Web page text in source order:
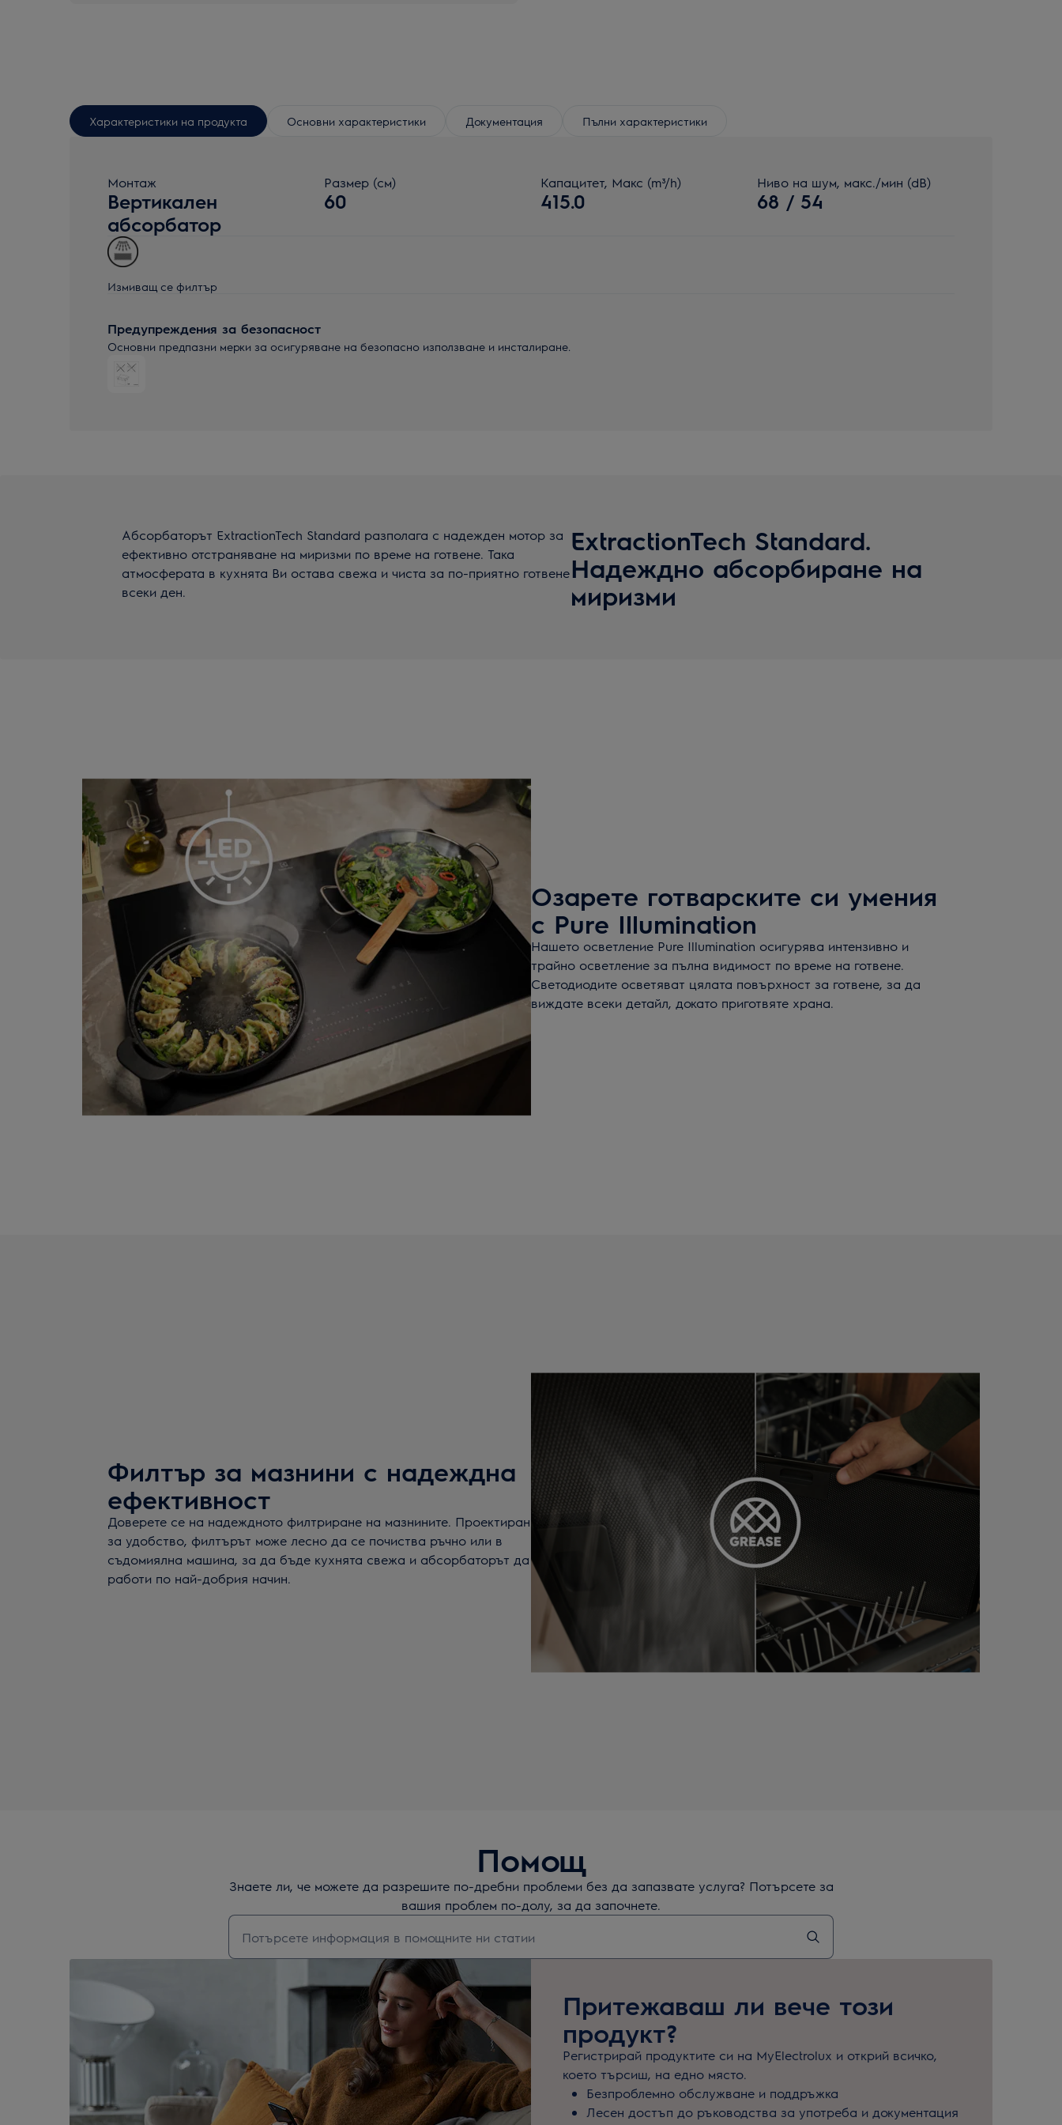
Характеристики на продукта Основни характеристики Документация Пълни характеристики
Монтаж
Вертикален
абсорбатор
Размер (см)
60
Капацитет, Макс (m³/h)
415.0
Ниво на шум, макс./мин (dB)
68 / 54
Измиващ се филтър
Предупреждения за безопасност
Основни предпазни мерки за осигуряване на безопасно използване и инсталиране.
ExtractionTech Standard.
Надеждно абсорбиране на
миризми
Абсорбаторът ExtractionTech Standard разполага с надежден мотор за
ефективно отстраняване на миризми по време на готвене. Така
атмосферата в кухнята Ви остава свежа и чиста за по-приятно готвене
всеки ден.
Озарете готварските си умения
с Pure Illumination
Нашето осветление Pure Illumination осигурява интензивно и
трайно осветление за пълна видимост по време на готвене.
Светодиодите осветяват цялата повърхност за готвене, за да
виждате всеки детайл, докато приготвяте храна.
Филтър за мазнини с надеждна
ефективност
Доверете се на надеждното филтриране на мазнините. Проектиран
за удобство, филтърът може лесно да се почиства ръчно или в
съдомиялна машина, за да бъде кухнята свежа и абсорбаторът да
работи по най-добрия начин.
Помощ
Знаете ли, че можете да разрешите по-дребни проблеми без да запазвате услуга? Потърсете за
вашия проблем по-долу, за да започнете.
Въведете текст за да потърсите статии за поддръжка
Притежаваш ли вече този
продукт?
Регистрирай продуктите си на MyElectrolux и открий всичко,
което търсиш, на едно място.
Безпроблемно обслужване и поддръжка
Лесен достъп до ръководства за употреба и документация